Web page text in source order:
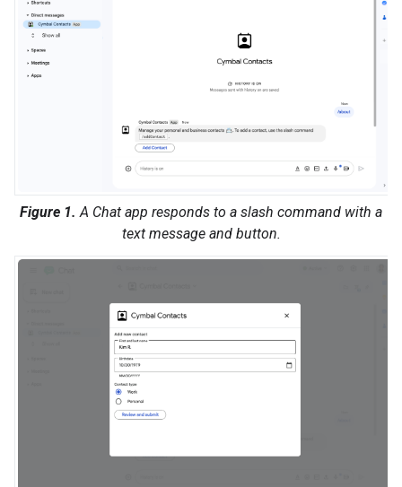
Figure 1. A Chat app responds to a slash command with a
text message and button.